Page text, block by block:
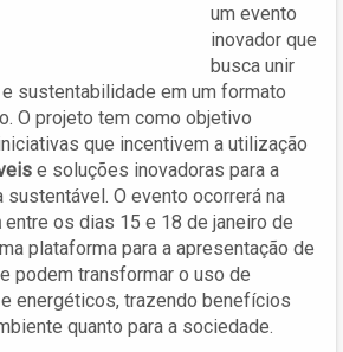
um evento
inovador que
busca unir
sustentabilidade em um formato
O projeto tem como objetivo
que incentivem a utilização
e soluções inovadoras para a
O evento ocorrerá na
entre os dias 15 e 18 de janeiro de
plataforma para a apresentação de
podem transformar o uso de
energéticos, trazendo benefícios
quanto para a sociedade.